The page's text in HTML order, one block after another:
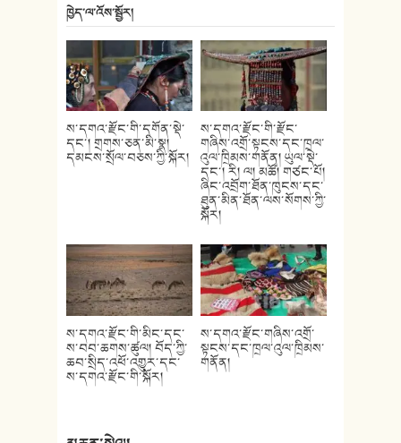
ཁྱེད་ལ་འོས་སྦྱོར།
ས་དགའ་རྫོང་གི་དགོན་སྡེ་
དང་། གྲགས་ཅན་མི་སྣ།
དམངས་སྲོལ་བཅས་ཀྱི་སྐོར།
ས་དགའ་རྫོང་གི་རྫོང་
གཞིས་འགྲོ་སྟངས་དང་ཁྲལ་
འུལ་ཁྲིམས་གནོན། ཡུལ་སྡེ་
དང་། རི། ལ། མཚོ། གཙང་པོ།
ཞིང་འབྲོག་ཐོན་ཁུངས་དང་
ཐུན་མིན་ཐོན་ལས་སོགས་ཀྱི་
སྐོར།
ས་དགའ་རྫོང་གི་མིང་དང་
ས་བབ་ཆགས་ཚུལ། བོད་ཀྱི་
ཆབ་སྲིད་འཕོ་འགྱུར་དང་
ས་དགའ་རྫོང་གི་སྐོར།
ས་དགའ་རྫོང་གཞིས་འགྲོ་
སྟངས་དང་ཁྲལ་འུལ་ཁྲིམས་
གནོན།